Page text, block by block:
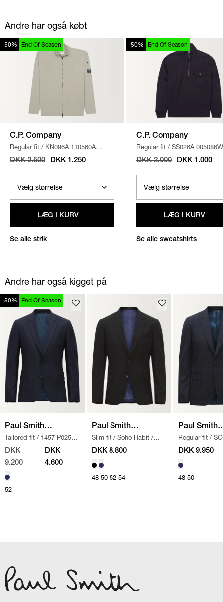
Andre har også købt
-50% End Of Season
C.P. Company
Regular fit / KN096A 110560A
STRIK / SAND
DKK 2.500 DKK 1.250
LÆG I KURV
Se alle strik
-50% End Of Season
C.P. Company
Regular fit / SS026A 005086W
SWEATSHIRT
/ NAVY
DKK 2.000 DKK 1.000
LÆG I KURV
Se alle sweatshirts
Andre har også kigget på
-50% End Of Season
Paul Smith
Mainline
Tailored fit / 1457 P02559
SUIT
DKK
9.200
DKK
4.600
52
Paul Smith
Mainline
Slim fit / Soho Habit /
SORT
DKK 8.800
48 50 52 54
Paul Smith
Mainline
Regular fit /
HABIT / NAVY
DKK 9.950
48 50